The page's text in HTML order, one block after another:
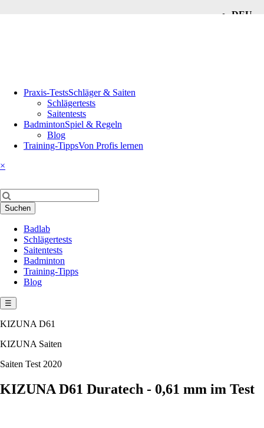
DEU
überspringen
Praxis-TestsSchläger & Saiten
Schlägertests
Saitentests
BadmintonSpiel & Regeln
Blog
Training-TippsVon Profis lernen
×
Suchbegriffe
Suchen
überspringen
Badlab
Schlägertests
Saitentests
Badminton
Training-Tipps
Blog
☰
KIZUNA D61
KIZUNA Saiten
Saiten Test 2020
KIZUNA D61 Duratech - 0,61 mm im Test